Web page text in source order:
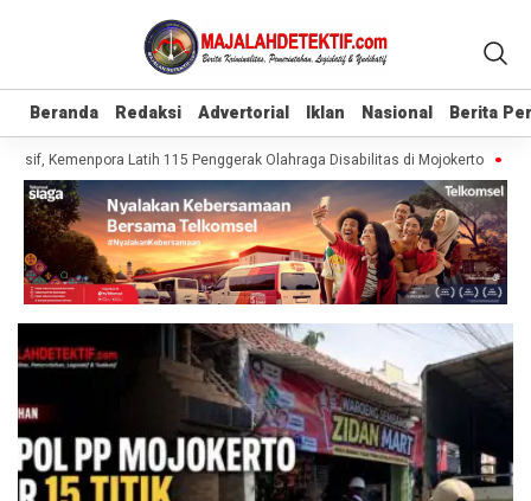
Beranda Redaksi Advertorial Iklan Nasional Berita
Beranda Redaksi Advertorial Iklan Nasional Berita
Kemenpora Latih 115 Penggerak Olahraga Disabilitas di Mojokerto